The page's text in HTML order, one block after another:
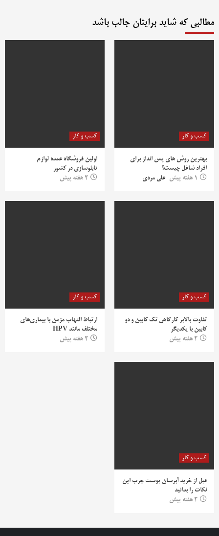
مطالبی که شاید برایتان جالب باشد
کسب و کار
بهترین روش‌ های پس‌ انداز برای
افراد شاغل چیست؟
1 هفته پیش
علی مردی
کسب و کار
اولین فروشگاه عمده لوازم
تابلوسازی در کشور
2 هفته پیش
کسب و کار
تفاوت بالابر کارگاهی تک کابین و دو
کابین با یکدیگر
2 هفته پیش
کسب و کار
ارتباط التهاب مزمن با بیماری‌های
مختلف مانند HPV
2 هفته پیش
کسب و کار
قبل از خرید آبرسان پوست چرب این
نکات را بدانید
2 هفته پیش